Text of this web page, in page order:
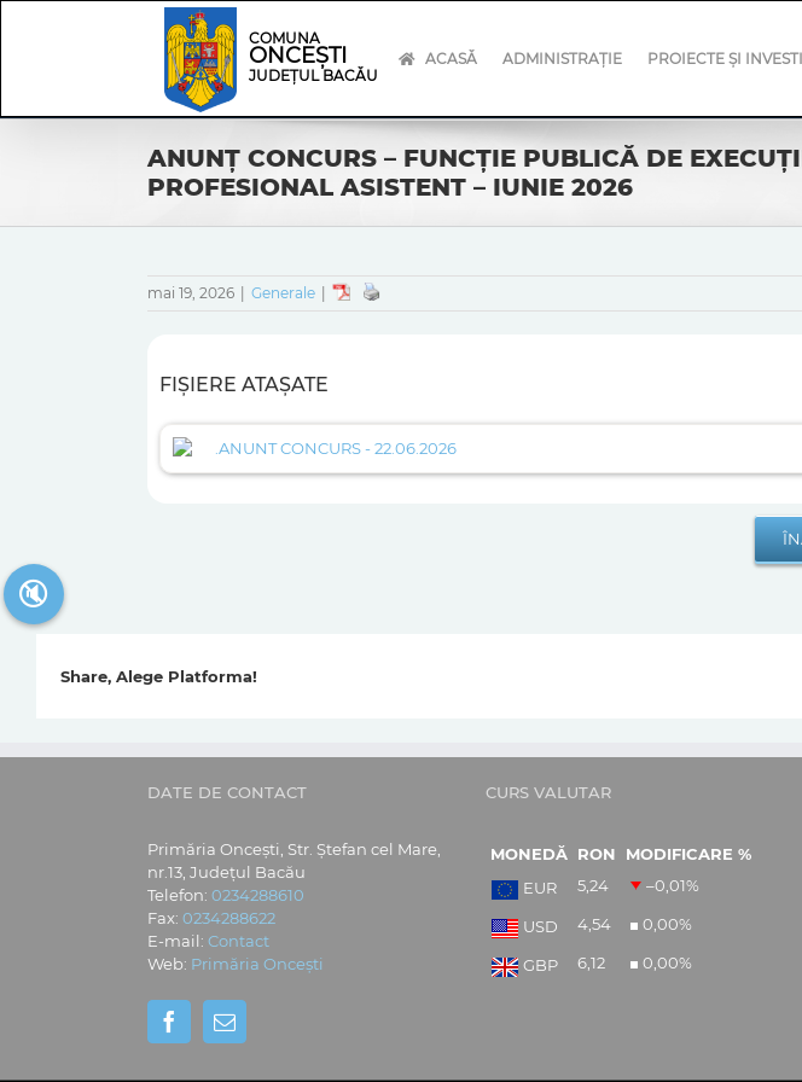
COMUNA
ONCEȘTI
JUDEȚUL BACĂU
ACASĂ ADMINISTRAȚIE PROIECTE ȘI
ANUNŢ CONCURS – FUNCŢIE PUBLICĂ DE
PROFESIONAL ASISTENT – IUNIE 2026
mai 19, 2026 Generale
FIȘIERE ATAȘATE
.ANUNT CONCURS - 22.06.2026
Share, Alege Platforma!
DATE DE CONTACT
Primăria Oncești, Str. Ștefan cel Mare,
nr.13, Județul Bacău
Telefon: 0234288610
Fax: 0234288622
E-mail: Contact
Web: Primăria Oncești
CURS VALUTAR
MONEDĂ RON
MODIFICARE %
EUR
5,24 –0,01%
USD 4,54 0,00%
GBP 6,12 0,00%
🔇